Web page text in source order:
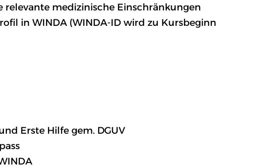
relevante medizinische Einschränkungen
in WINDA (WINDA-ID wird zu Kursbeginn
Erste Hilfe gem. DGUV